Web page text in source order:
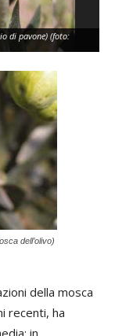
di pavone) (foto:
dell’olivo)
della mosca
recenti, ha
in